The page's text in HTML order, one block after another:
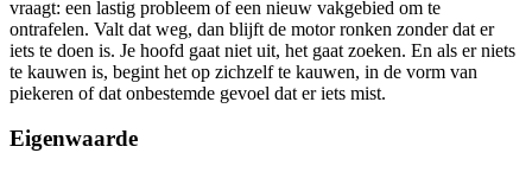
vraagt: een lastig probleem of een nieuw vakgebied om te
ontrafelen. Valt dat weg, dan blijft de motor ronken zonder dat er
iets te doen is. Je hoofd gaat niet uit, het gaat zoeken. En als er niets
te kauwen is, begint het op zichzelf te kauwen, in de vorm van
piekeren of dat onbestemde gevoel dat er iets mist.
Eigenwaarde